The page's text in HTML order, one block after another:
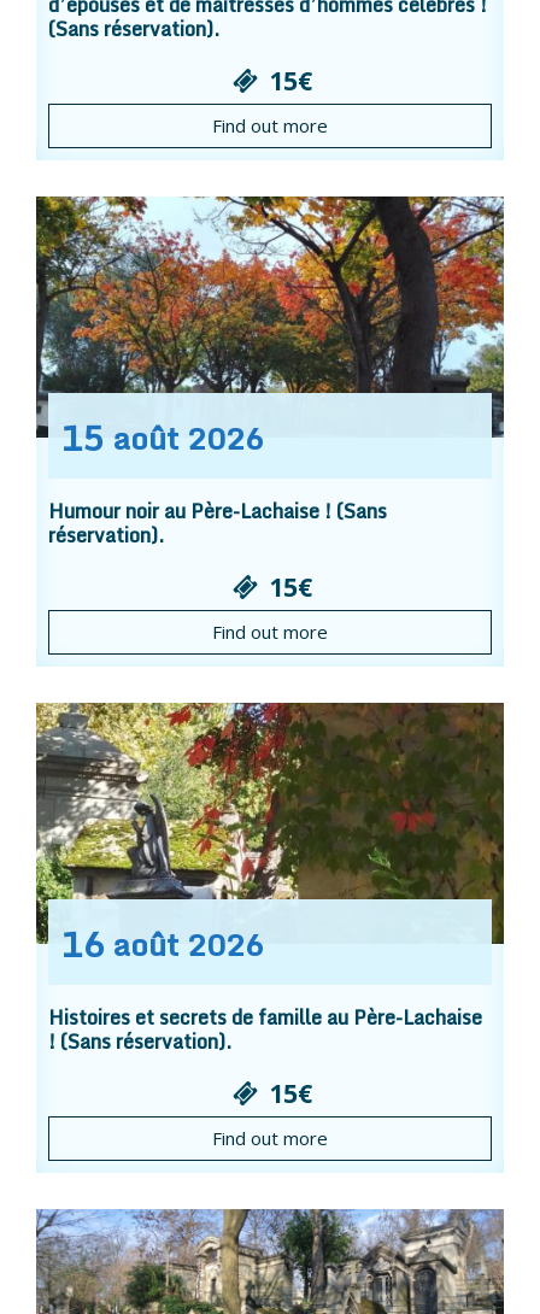
(Sans réservation).
15€
Find out more
15 août 2026
Humour noir au Père-Lachaise ! (Sans
réservation).
15€
Find out more
16 août 2026
Histoires et secrets de famille au Père-Lachaise
! (Sans réservation).
15€
Find out more